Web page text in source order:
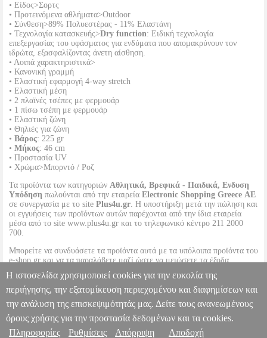
• Είδος>Σορτς
• Προτεινόμενα αθλήματα>Outdoor
• Σύνθεση>89% Πολυεστέρας - 11% Ελαστάνη
• Τεχνολογία κατασκευής>Dry function: Ειδική τεχνολογία
επεξεργασίας του υφάσματος για ενδύματα που απομακρύνουν τον
ιδρώτα, εξασφαλίζοντας άνετη αίσθηση.
• Λοιπά χαρακτηριστικά>
• Κανονική γραμμή
• Ελαστική εφαρμογή 4-way stretch
• Ελαστική μέση
• 2 πλαϊνές τσέπες με φερμουάρ
• 1 πίσω τσέπη με φερμουάρ
• Ελαστική ζώνη
• Θηλιές για ζώνη
• Βάρος: 225 gr
• Μήκος: 46 cm
• Προστασία UV
• Χρώμα>Μπορντό / Ροζ
Τα προϊόντα των κατηγοριών Αθλητικά, Βρεφικά - Παιδικά, Ενδυση
Υπόδηση πωλούνται από την εταιρεία Electronic Shopping Greece ΑΕ
σε συνεργασία με το site Plus4u.gr. Η υποστήριξη μετά την πώληση και
οι εγγυήσεις των προϊόντων αυτών παρέχονται από την ίδια εταιρεία
μέσα από το site www.plus4u.gr και το τηλεφωνικό κέντρο 211 2000
700.
Μπορείτε να συνδυάσετε τα προϊόντα αυτά με τα υπόλοιπα προϊόντα του
e-shop.gr και να τα παραλάβετε μαζί ώστε να μειώσετε τα έξοδα
αποστολής. Μπορείτε επίσης να παραλάβετε από οποιοδήποτε eshop
point με μηδενικά έξοδα αποστολής ανεξαρτήτως ύψους παραγγελίας!
ΣΟΡΤΣ CMP TREKKING SHORTS ΜΠΟΡΝΤΟ PL2.138144334
PL2.138144334 CMP CMP OUTDOOR-ΓΥΝΑΙΚΑ-ΕΝΔΥΣΗ
Κατηγορία: OUTDOOR-ΓΥΝΑΙΚΑ-ΕΝΔΥΣΗ
Πληροφορίες & Υπηρεσίες >
Η ιστοσελίδα χρησιμοποιεί cookies για την ευκολία της
περιήγησης, την εξατομίκευση περιεχομένου και διαφημίσεων και
την ανάλυση της επισκεψιμότητάς μας. Δείτε τους ανανεωμένους
όρους χρήσης για την προστασία δεδομένων και τα cookies.
Πληροφορίες
Ρυθμίσεις Απόρριψη Αποδοχή